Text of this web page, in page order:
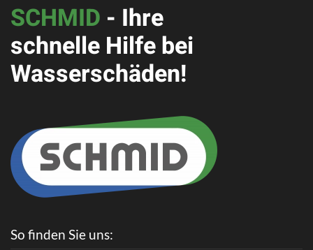
SCHMID - Ihre
schnelle Hilfe bei
Wasserschäden!
So finden Sie uns: